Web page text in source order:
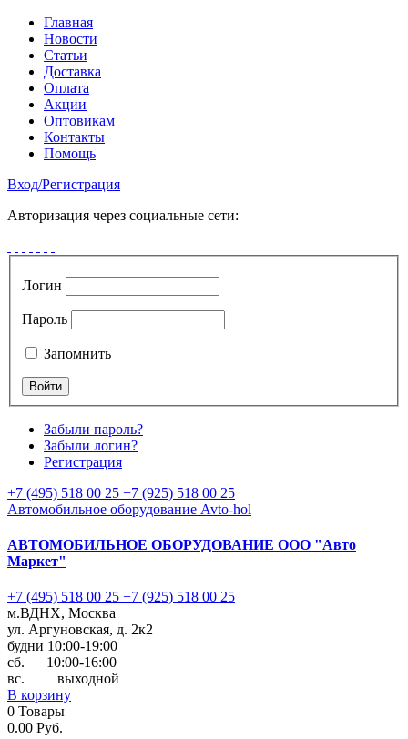
Главная
Новости
Статьи
Доставка
Оплата
Акции
Оптовикам
Контакты
Помощь
Вход/Регистрация
Авторизация через социальные сети:
Логин
Пароль
Запомнить
Забыли пароль?
Забыли логин?
Регистрация
+7 (495) 518 00 25 +7 (925) 518 00 25
Автомобильное оборудование Avto-hol
АВТОМОБИЛЬНОЕ ОБОРУДОВАНИЕ ООО "Авто
Маркет"
+7 (495) 518 00 25 +7 (925) 518 00 25
м.ВДНХ, Москва
ул. Аргуновская, д. 2к2
будни 10:00-19:00
cб. 10:00-16:00
вс. выходной
В корзину
0 Товары
0.00 Руб.